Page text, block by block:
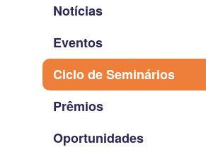
Notícias
Eventos
Ciclo de Seminários
Prêmios
Oportunidades